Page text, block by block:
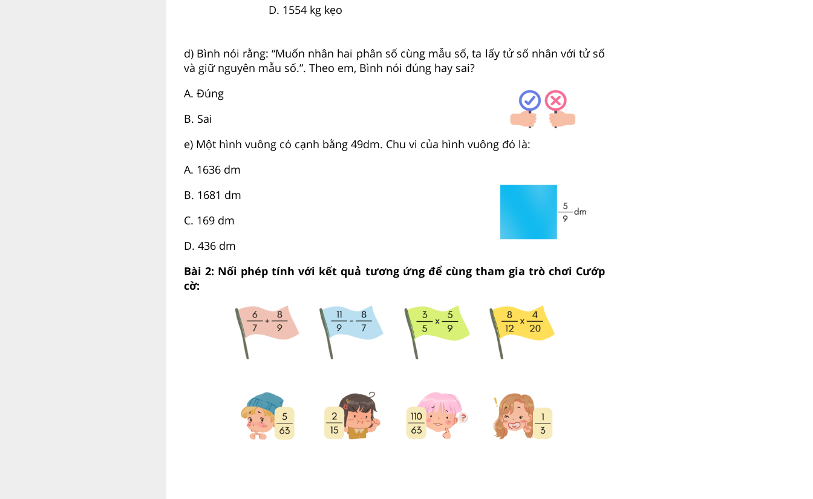
D. 1554kg kẹo
d) Bình nói rằng: “Muốn nhân hai phân số cùng mẫu số, ta lấy tử số nhân với tử số
và giữ nguyên mẫu số.”. Theo em, Bình nói đúng hay sai?
A. Đúng
B. Sai
e) Một hình vuông có cạnh bằng 49dm. Chu vi của hình vuông đó là:
A. 1636dm
B. 1681 dm
C. 169dm
D. 436dm
Bài 2: Nối phép tính với kết quả tương ứng để cùng tham gia trò chơi Cướp
cờ: